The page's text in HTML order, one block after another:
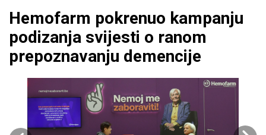
Hemofarm pokrenuo kampanju
podizanja svijesti o ranom
prepoznavanju demencije